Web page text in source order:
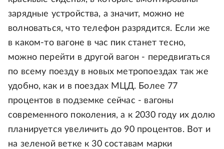
зарядные устройства, а значит, можно не
волноваться, что телефон разрядится. Если же
в каком-то вагоне в час пик станет тесно,
можно перейти в другой вагон - передвигаться
по всему поезду в новых метропоездах так же
удобно, как и в поездах МЦД. Более 77
процентов в подземке сейчас - вагоны
современного поколения, а к 2030 году их долю
планируется увеличить до 90 процентов. Вот и
на зеленой ветке к 30 составам марки